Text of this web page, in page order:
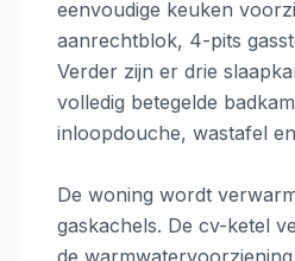
eenvoudige keuken
aanrechtblok, 4-pits
Verder zijn er drie
volledig betegelde
inloopdouche, wastafel
De woning wordt
gaskachels. De cv-ketel
de